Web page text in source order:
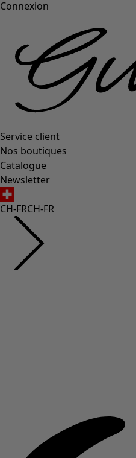
Connexion
Service client
Nos boutiques
Catalogue
Newsletter
CH-FRCH-FR